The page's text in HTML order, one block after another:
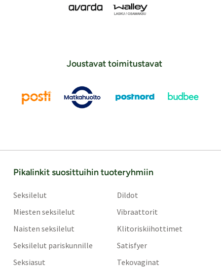
Joustavat toimitustavat
Pikalinkit suosittuihin tuoteryhmiin
Seksilelut
Miesten seksilelut
Naisten seksilelut
Seksilelut pariskunnille
Seksiasut
Dildot
Vibraattorit
Klitoriskiihottimet
Satisfyer
Tekovaginat